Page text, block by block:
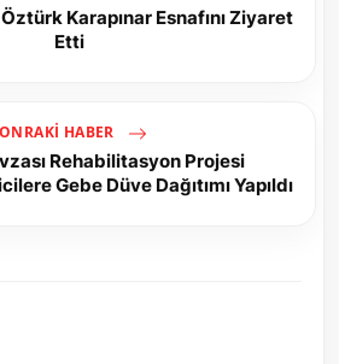
Karapınar Esnafını Ziyaret
Etti
HABER
Rehabilitasyon Projesi
Gebe Düve Dağıtımı Yapıldı